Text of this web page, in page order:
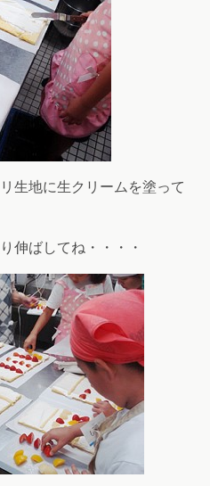
生地に生クリームを塗って
伸ばしてね・・・・